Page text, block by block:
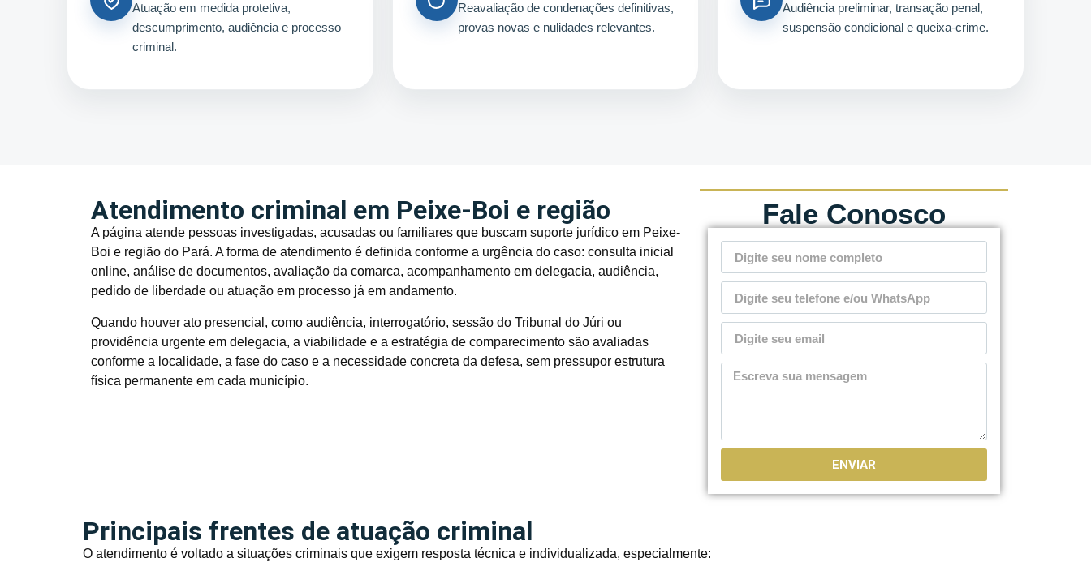
Atuação em medida protetiva,
descumprimento, audiência e processo
criminal.
Reavaliação de condenações definitivas,
provas novas e nulidades relevantes.
Audiência preliminar, transação penal,
suspensão condicional e queixa-crime.
Atendimento criminal em Peixe-Boi e região
A página atende pessoas investigadas, acusadas ou familiares que buscam suporte jurídico em Peixe-
Boi e região do Pará. A forma de atendimento é definida conforme a urgência do caso: consulta inicial
online, análise de documentos, avaliação da comarca, acompanhamento em delegacia, audiência,
pedido de liberdade ou atuação em processo já em andamento.
Quando houver ato presencial, como audiência, interrogatório, sessão do Tribunal do Júri ou
providência urgente em delegacia, a viabilidade e a estratégia de comparecimento são avaliadas
conforme a localidade, a fase do caso e a necessidade concreta da defesa, sem pressupor estrutura
física permanente em cada município.
Fale Conosco
ENVIAR
Principais frentes de atuação criminal
O atendimento é voltado a situações criminais que exigem resposta técnica e individualizada, especialmente: